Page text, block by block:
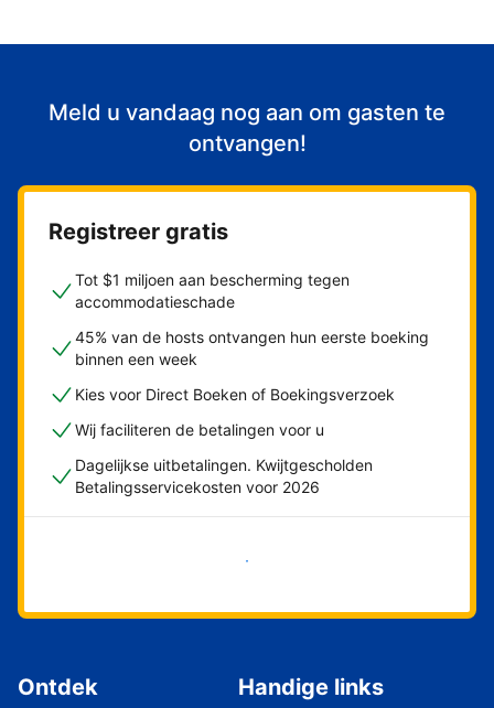
Meld u vandaag nog aan om gasten te
ontvangen!
Registreer gratis
Tot $1 miljoen aan bescherming tegen
accommodatieschade
45% van de hosts ontvangen hun eerste boeking
binnen een week
Kies voor Direct Boeken of Boekingsverzoek
Wij faciliteren de betalingen voor u
Dagelijkse uitbetalingen. Kwijtgescholden
Betalingsservicekosten voor 2026
Nu meteen beginnen
Ontdek Handige links